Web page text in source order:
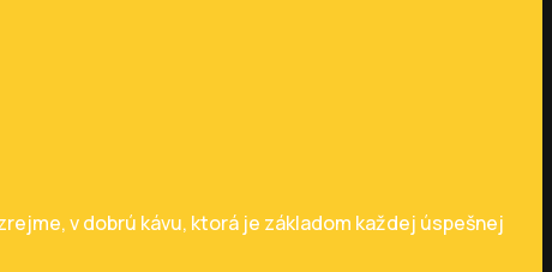
v dobrú kávu, ktorá je základom každej úspešnej